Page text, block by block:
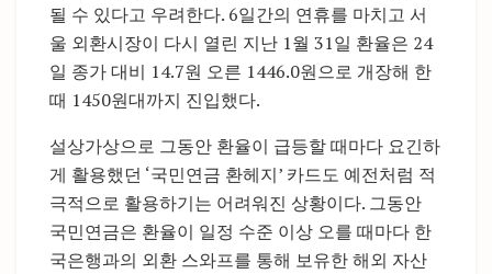
될 수 있다고 우려한다. 6일간의 연휴를 마치고 서
울 외환시장이 다시 열린 지난 1월 31일 환율은 24
일 종가 대비 14.7원 오른 1446.0원으로 개장해 한
때 1450원대까지 진입했다.
설상가상으로 그동안 환율이 급등할 때마다 요긴하
게 활용했던 ‘국민연금 환헤지’ 카드도 예전처럼 적
극적으로 활용하기는 어려워진 상황이다. 그동안
국민연금은 환율이 일정 수준 이상 오를 때마다 한
국은행과의 외환 스와프를 통해 보유한 해외 자산